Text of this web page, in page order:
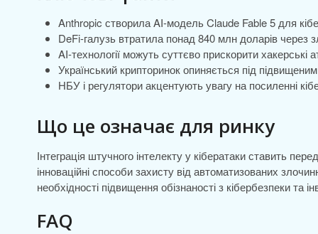
Anthropic створила AI-модель Claude Fable 5 для
DeFi-галузь втратила понад 840 млн доларів через
AI-технології можуть суттєво прискорити хакерські
Український крипторинок опиняється під
НБУ і регулятори акцентують увагу на посиленні
Що це означає для ринку
Інтеграція штучного інтелекту у кібератаки ставить
інноваційні способи захисту від автоматизованих
необхідності підвищення обізнаності з кібербезпеки та
FAQ